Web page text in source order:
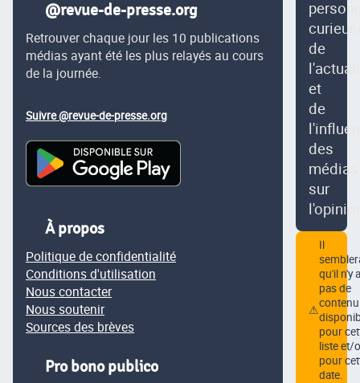
@revue-de-presse.org
Retrouver chaque jour les 10 publications
médias ayant été les plus relayés au cours
de la journée.
Suivre @revue-de-presse.org
À propos
Politique de confidentialité
Conditions d'utilisation
Nous contacter
Nous soutenir
Sources des brèves
Pro bono publico
de
et
de
des
médias
sur
⚠
Il
qu'il n'y a
pas de
contenu
pour
liste et/
pour
date.